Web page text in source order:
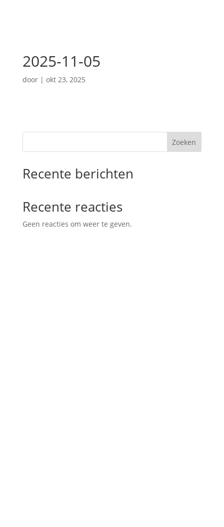
2025-11-05
door | okt 23, 2025
Zoeken
Recente berichten
Recente reacties
Geen reacties om weer te geven.